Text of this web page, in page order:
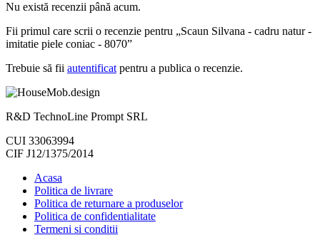
Nu există recenzii până acum.
Fii primul care scrii o recenzie pentru „Scaun Silvana - cadru natur -
imitatie piele coniac - 8070”
Trebuie să fii autentificat pentru a publica o recenzie.
R&D TechnoLine Prompt SRL
CUI 33063994
CIF J12/1375/2014
Acasa
Politica de livrare
Politica de returnare a produselor
Politica de confidentialitate
Termeni si conditii